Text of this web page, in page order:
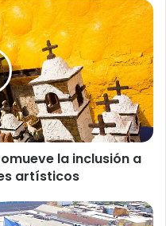
la inclusión a
artísticos